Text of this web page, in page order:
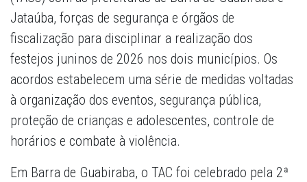
Jataúba, forças de segurança e órgãos de
fiscalização para disciplinar a realização dos
festejos juninos de 2026 nos dois municípios. Os
acordos estabelecem uma série de medidas voltadas
à organização dos eventos, segurança pública,
proteção de crianças e adolescentes, controle de
horários e combate à violência.
Em Barra de Guabiraba, o TAC foi celebrado pela 2ª